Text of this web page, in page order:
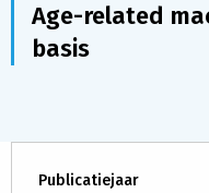
Age-related
basis
Publicatiejaar